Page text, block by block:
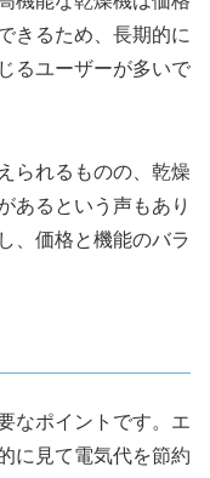
きるため、長期的に
るユーザーが多いで
られるものの、乾燥
あるという声もあり
、価格と機能のバラ
なポイントです。エ
に見て電気代を節約